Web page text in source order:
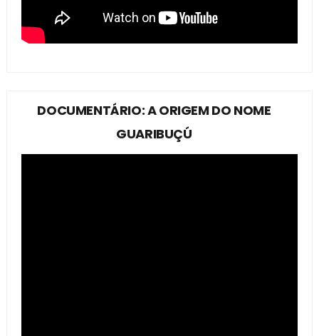
DOCUMENTÁRIO: A ORIGEM DO NOME
GUARIBUÇÚ